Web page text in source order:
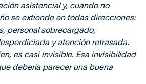
asistencial y, cuando no
se extiende en todas direcciones:
personal sobrecargado,
y atención retrasada.
es casi invisible. Esa invisibilidad
debería parecer una buena